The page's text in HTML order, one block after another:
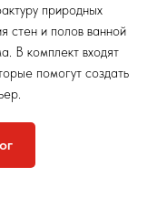
природных
стен и полов ванной
В комплект входят
помогут создать